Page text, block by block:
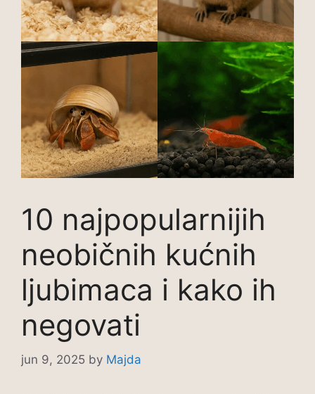
10 najpopularnijih
neobičnih kućnih
ljubimaca i kako ih
negovati
jun 9, 2025 by Majda